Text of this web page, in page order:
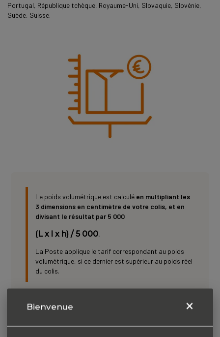
Portugal, République tchèque, Royaume-Uni, Slovaquie, Slovénie,
Suède, Suisse.
Le poids volumétrique est calculé en multipliant les
3 dimensions en centimètre de votre colis, et en
divisant le résultat par 5 000
(L x l x h) / 5 000.
La Poste applique le tarif correspondant au poids
volumétrique, si ce dernier est supérieur au poids réel
du colis.
Pour vous aider à calculer le Poids volumétrique de
Bienvenue ×